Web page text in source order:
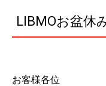
LIBMOお盆休
お客様各位